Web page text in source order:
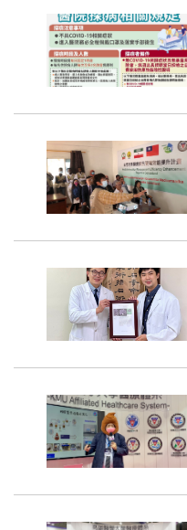
法制/司法/監督
防災/救災
國安/國防/外交
自然/地理/景觀/地球
都市發展與都市建設
財務金融/稅制改革
選舉/民調
觀光旅遊